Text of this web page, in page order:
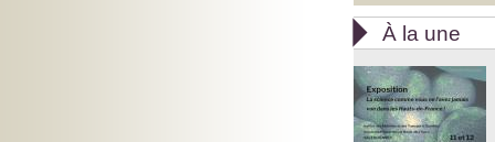
 À la une